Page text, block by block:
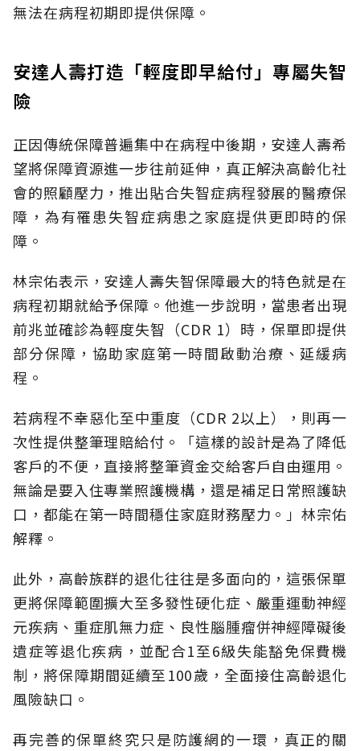
無法在病程初期即提供保障。
安達人壽打造「輕度即早給付」專屬失智
險
正因傳統保障普遍集中在病程中後期，安達人壽希
望將保障資源進一步往前延伸，真正解決高齡化社
會的照顧壓力，推出貼合失智症病程發展的醫療保
障，為有罹患失智症病患之家庭提供更即時的保
障。
林宗佑表示，安達人壽失智保障最大的特色就是在
病程初期就給予保障。他進一步說明，當患者出現
前兆並確診為輕度失智（CDR 1）時，保單即提供
部分保障，協助家庭第一時間啟動治療、延緩病
程。
若病程不幸惡化至中重度（CDR 2以上），則再一
次性提供整筆理賠給付。「這樣的設計是為了降低
客戶的不便，直接將整筆資金交給客戶自由運用。
無論是要入住專業照護機構，還是補足日常照護缺
口，都能在第一時間穩住家庭財務壓力。」林宗佑
解釋。
此外，高齡族群的退化往往是多面向的，這張保單
更將保障範圍擴大至多發性硬化症、嚴重運動神經
元疾病、重症肌無力症、良性腦腫瘤併神經障礙後
遺症等退化疾病，並配合1至6級失能豁免保費機
制，將保障期間延續至100歲，全面接住高齡退化
風險缺口。
再完善的保單終究只是防護網的一環，真正的關